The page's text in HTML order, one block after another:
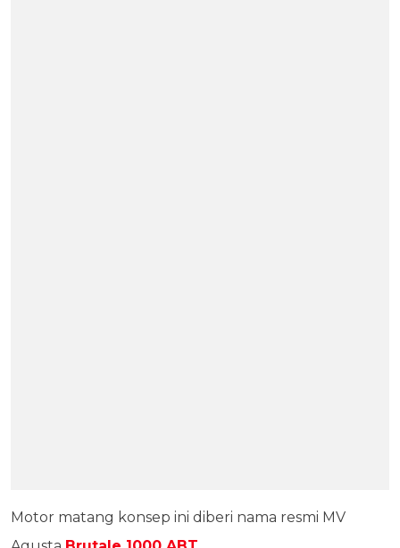
Motor matang konsep ini diberi nama resmi MV